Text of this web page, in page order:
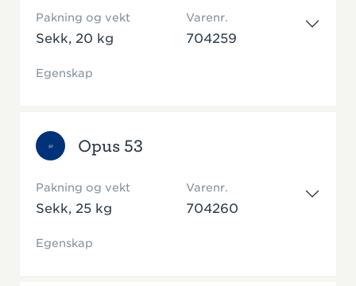
Pakning og vekt
Sekk, 20 kg
Varenr.
704259
Egenskap
Opus 53
Pakning og vekt
Sekk, 25 kg
Varenr.
704260
Egenskap